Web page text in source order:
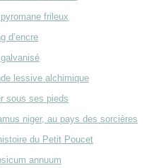
frileux
d’encre
lessive alchimique
sous ses pieds
niger, au pays des sorcières
du Petit Poucet
annuum